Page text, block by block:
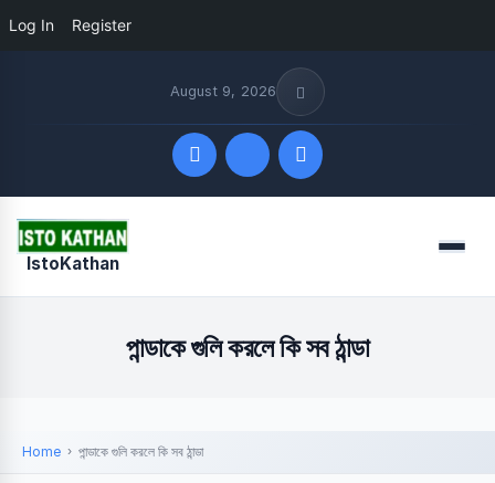
Log In Register
August 9, 2026
Quick Links
IstoKathan Menu
পান্ডাকে গুলি করলে কি সব ঠান্ডা
Home পান্ডাকে গুলি করলে কি সব ঠান্ডা